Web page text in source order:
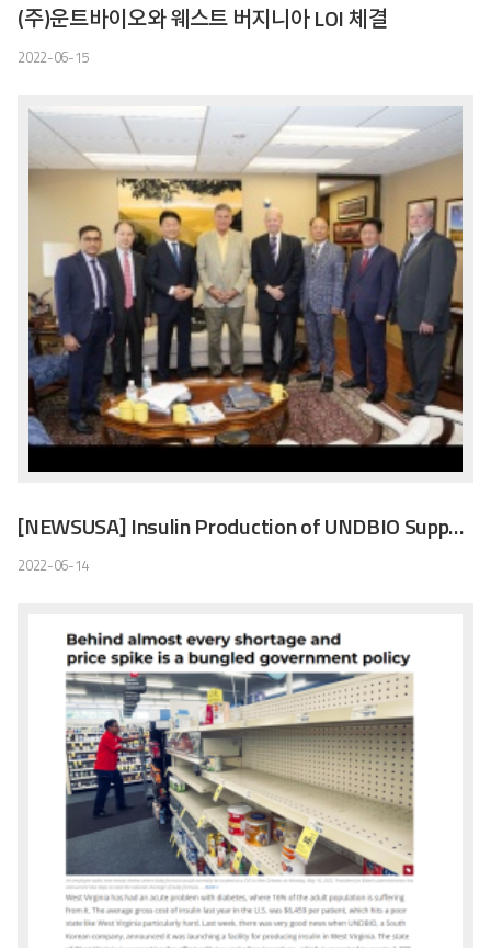
(주)운트바이오와 웨스트 버지니아 LOI 체결
2022-06-15
[NEWSUSA] Insulin Production of UNDBIO Supported by Sen. Manchin and WV Officials
2022-06-14